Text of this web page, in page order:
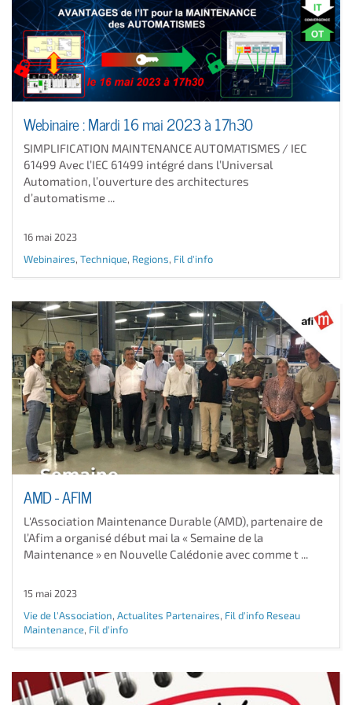
Webinaire : Mardi 16 mai 2023 à 17h30
SIMPLIFICATION MAINTENANCE AUTOMATISMES / IEC
61499 Avec l’IEC 61499 intégré dans l’Universal
Automation, l’ouverture des architectures
d’automatisme ...
16 mai 2023
Webinaires, Technique, Regions, Fil d'info
AMD - AFIM
L'Association Maintenance Durable (AMD), partenaire de
l’Afim a organisé début mai la « Semaine de la
Maintenance » en Nouvelle Calédonie avec comme t ...
15 mai 2023
Vie de l'Association, Actualites Partenaires, Fil d'info Reseau
Maintenance, Fil d'info